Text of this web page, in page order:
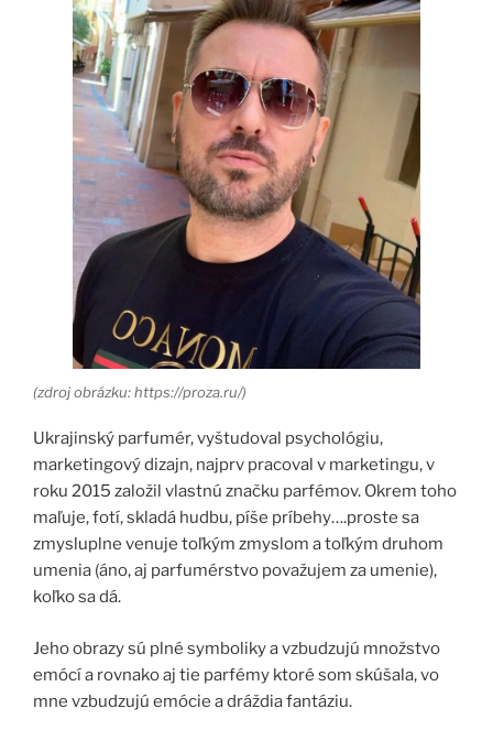
(zdroj obrázku: https://proza.ru/)
Ukrajinský parfumér, vyštudoval psychológiu,
marketingový dizajn, najprv pracoval v marketingu, v
roku 2015 založil vlastnú značku parfémov. Okrem toho
maľuje, fotí, skladá hudbu, píše príbehy….proste sa
zmysluplne venuje toľkým zmyslom a toľkým druhom
umenia (áno, aj parfumérstvo považujem za umenie),
koľko sa dá.
Jeho obrazy sú plné symboliky a vzbudzujú množstvo
emócí a rovnako aj tie parfémy ktoré som skúšala, vo
mne vzbudzujú emócie a dráždia fantáziu.